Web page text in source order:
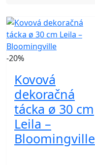
-20%
Kovová
dekoračná
tácka ø 30 cm
Leila –
Bloomingville